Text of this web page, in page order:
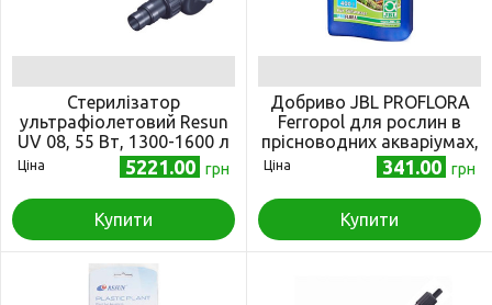
Стерилізатор
ультрафіолетовий Resun
UV 08, 55 Вт, 1300-1600 л
Ціна 5221.00 грн
Купити
Добриво JBL PROFLORA
Ferropol для рослин в
прісноводних акваріумах,
250 мл
Ціна 341.00 грн
Купити